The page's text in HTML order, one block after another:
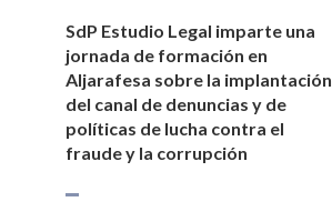
NOTICIAS Y BLOG JURÍDICO
SdP Estudio Legal imparte una
jornada de formación en
Aljarafesa sobre la implantación
del canal de denuncias y de
políticas de lucha contra el
fraude y la corrupción